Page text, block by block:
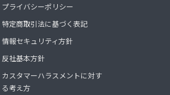
プライバシーポリシー
特定商取引法に基づく表記
情報セキュリティ方針
反社基本方針
カスタマーハラスメントに対す
る考え方